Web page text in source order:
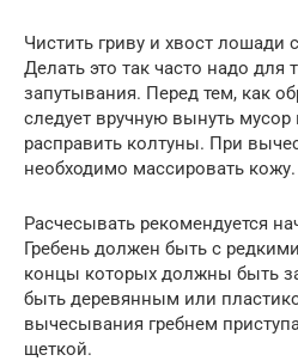
Чистить гриву и хвост лошади
Делать это так часто надо для
запутывания. Перед тем, как
следует вручную вынуть мусор
расправить колтуны. При
необходимо массировать кожу.
Расчесывать рекомендуется
Гребень должен быть с
концы которых должны быть
быть деревянным или
вычесывания гребнем
щеткой.